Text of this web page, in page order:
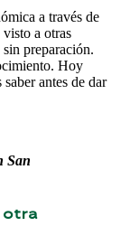
a través de
a otras
preparación.
Hoy
antes de dar
San
otra